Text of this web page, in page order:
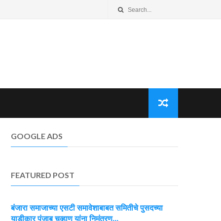
GOOGLE ADS
FEATURED POST
बंजारा समाजाच्या एसटी समावेशाबाबत समितीचे पुसदच्या
याडीकार पंजाब चव्हाण यांना निमंत्रण...